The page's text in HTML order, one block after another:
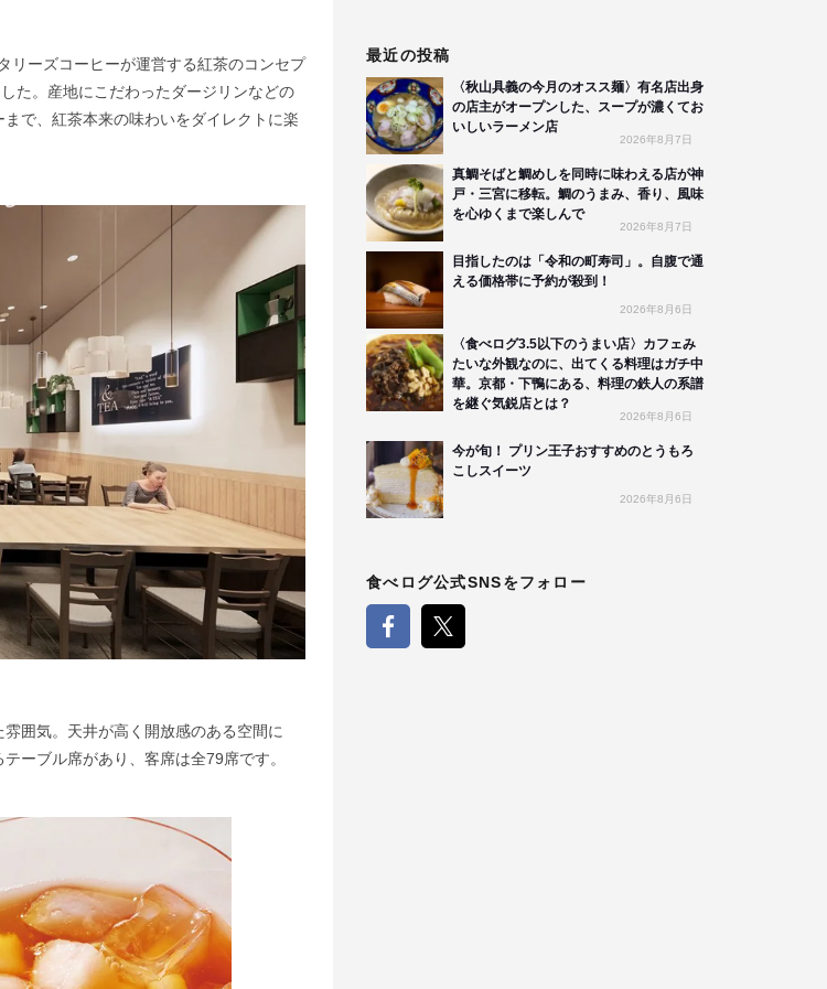
リーズコーヒーが運営する紅茶のコンセプ
た。産地にこだわったダージリンなどの
で、紅茶本来の味わいをダイレクトに楽
囲気。天井が高く開放感のある空間に
ーブル席があり、客席は全79席です。
最近の投稿
〈秋山具義の今月のオスス麺〉有名店出身
の店主がオープンした、スープが濃くてお
いしいラーメン店
2026年8月7日
真鯛そばと鯛めしを同時に味わえる店が神
戸・三宮に移転。鯛のうまみ、香り、風味
を心ゆくまで楽しんで
2026年8月7日
目指したのは「令和の町寿司」。自腹で通
える価格帯に予約が殺到！
2026年8月6日
〈食べログ3.5以下のうまい店〉カフェみ
たいな外観なのに、出てくる料理はガチ中
華。京都・下鴨にある、料理の鉄人の系譜
を継ぐ気鋭店とは？
2026年8月6日
今が旬！ プリン王子おすすめのとうもろ
こしスイーツ
2026年8月6日
食べログ公式SNSをフォロー